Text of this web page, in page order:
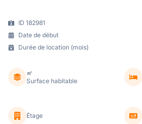
ID 182981
Date de début
Durée de location (mois)
㎡
Surface habitable
Étage